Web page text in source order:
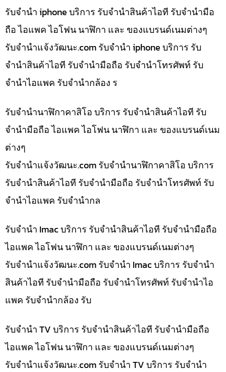
รับจำนำ iphone บริการ รับจำนำสินค้าไอที รับจำนำมือ
ถือ ไอแพค ไอโฟน นาฬิกา และ ของแบรนด์เนมต่างๆ
รับจํานําแจ้งวัฒนะ.com รับจำนำ iphone บริการ รับ
จำนำสินค้าไอที รับจำนำมือถือ รับจำนำโทรศัพท์ รับ
จำนำไอแพค รับจำนำกล้อง ร
รับจำนำนาฬิกาคาสิโอ บริการ รับจำนำสินค้าไอที รับ
จำนำมือถือ ไอแพค ไอโฟน นาฬิกา และ ของแบรนด์เนม
ต่างๆ
รับจํานําแจ้งวัฒนะ.com รับจำนำนาฬิกาคาสิโอ บริการ
รับจำนำสินค้าไอที รับจำนำมือถือ รับจำนำโทรศัพท์ รับ
จำนำไอแพค รับจำนำกล
รับจำนำ Imac บริการ รับจำนำสินค้าไอที รับจำนำมือถือ
ไอแพค ไอโฟน นาฬิกา และ ของแบรนด์เนมต่างๆ
รับจํานําแจ้งวัฒนะ.com รับจำนำ Imac บริการ รับจำนำ
สินค้าไอที รับจำนำมือถือ รับจำนำโทรศัพท์ รับจำนำไอ
แพค รับจำนำกล้อง รับ
รับจำนำ TV บริการ รับจำนำสินค้าไอที รับจำนำมือถือ
ไอแพค ไอโฟน นาฬิกา และ ของแบรนด์เนมต่างๆ
รับจํานําแจ้งวัฒนะ.com รับจำนำ TV บริการ รับจำนำ